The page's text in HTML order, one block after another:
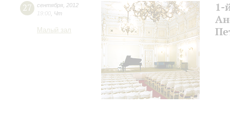
27 сентября 2012
19:00 Чт
Малый зал
1-